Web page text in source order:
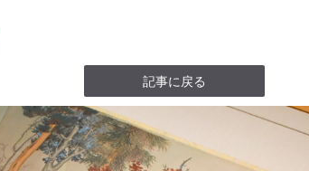
記事に戻る